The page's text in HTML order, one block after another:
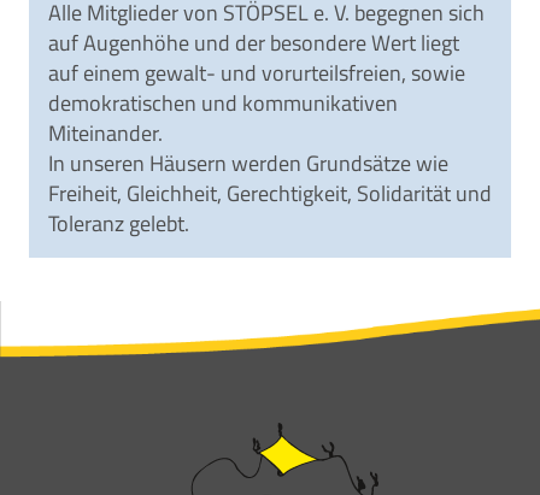
Alle Mitglieder von STÖPSEL e. V. begegnen sich
auf Augenhöhe und der besondere Wert liegt
auf einem gewalt- und vorurteilsfreien, sowie
demokratischen und kommunikativen
Miteinander.
In unseren Häusern werden Grundsätze wie
Freiheit, Gleichheit, Gerechtigkeit, Solidarität und
Toleranz gelebt.